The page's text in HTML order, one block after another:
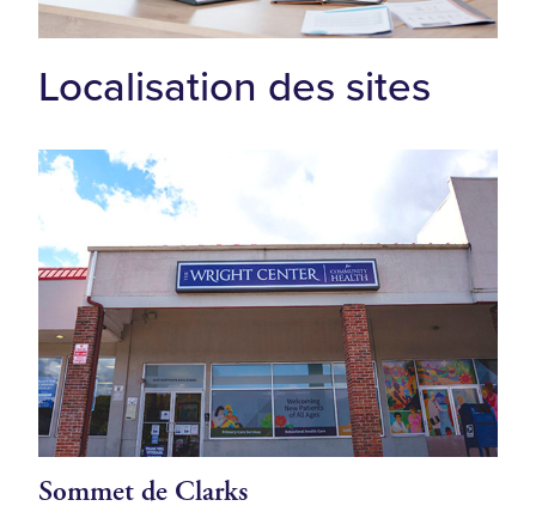
Localisation des sites
Sommet de Clarks